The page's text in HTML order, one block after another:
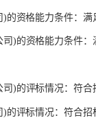
的资格能力条件：满
)的资格能力条件：
)的评标情况：符合
的评标情况：符合招